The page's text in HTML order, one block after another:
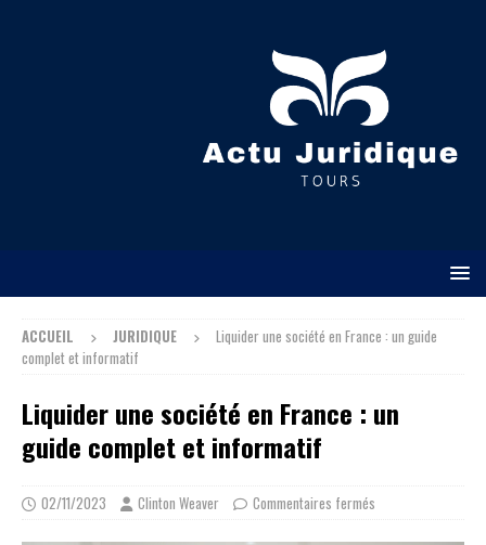
ACCUEIL JURIDIQUE
Liquider une société en France : un guide
complet et informatif
Liquider une société en France : un
guide complet et informatif
02/11/2023 Clinton Weaver Commentaires fermés